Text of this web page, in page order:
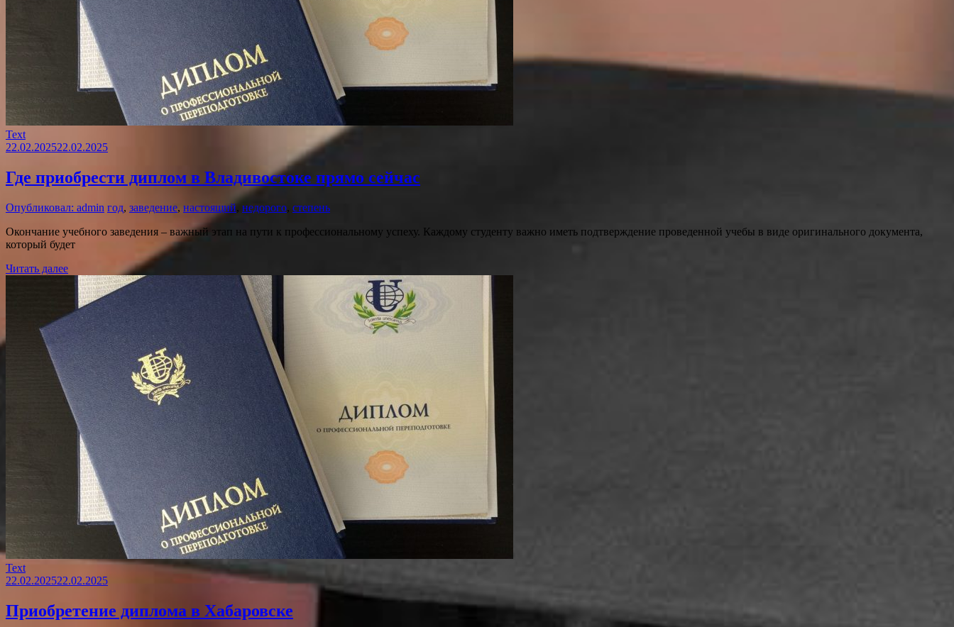
Text
22.02.202522.02.2025
Где приобрести диплом в Владивостоке прямо сейчас
Опубликовал: admin год, заведение, настоящий, недорого, степень
Окончание учебного заведения – важный этап на пути к профессиональному успеху. Каждому студенту важно иметь подтверждение проведенной учебы в виде оригинального документа,
который будет
Читать далее
Text
22.02.202522.02.2025
Приобретение диплома в Хабаровске